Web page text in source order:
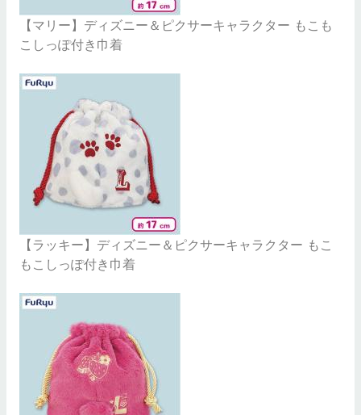
【マリー】ディズニー＆ピクサーキャラクター もこも
こしっぽ付き巾着
【ラッキー】ディズニー＆ピクサーキャラクター もこ
もこしっぽ付き巾着